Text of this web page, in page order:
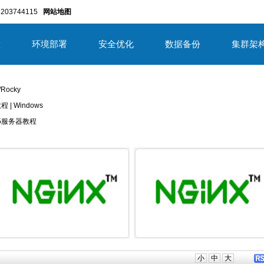
网站地图
环境部署 安全优化 数据备份 集群架
| Windows
务器教程
小
中 大